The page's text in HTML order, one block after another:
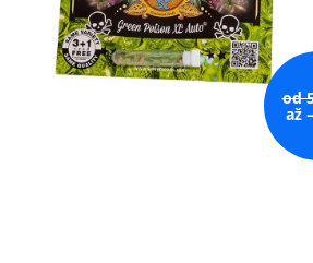
od
až